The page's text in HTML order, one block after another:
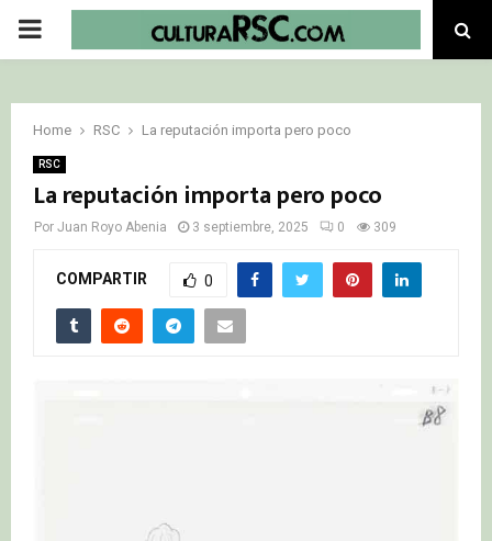
PRIMARY
Home RSC La reputación importa pero poco
RSC
La reputación importa pero poco
Por Juan Royo Abenia 3 septiembre, 2025 0 309
COMPARTIR 0